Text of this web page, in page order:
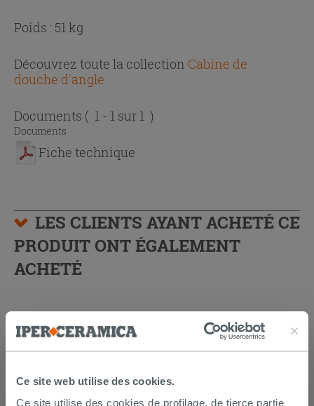
Ce site web utilise des cookies.
Ce site utilise des cookies de profilage, de tierce partie
Poids : 51 kg
Découvrez toute la collection Cabine de
douche d'angle
Documents ( 1 - 1 sur 1 )
Documents
Fiche technique
LES CLIENTS AYANT ACHETÉ CE
PRODUIT ONT ÉGALEMENT
ACHETÉ